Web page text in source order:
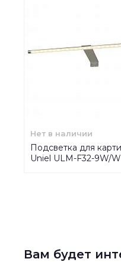
Нет в наличии
Подсветка для
Uniel ULM-F32-9W/
Вам будет